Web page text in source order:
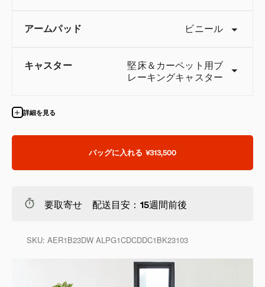
QuickShip：国内在庫品
アームパッド ビニール
キャスター
堅床＆カーペット用ブ
レーキングキャスター
詳細を見る
バッグに入れる ¥313,500
要取寄せ 配送目安：15週間前後
SKU: AER1B23DW ALPG1CDCDDC1BK23103